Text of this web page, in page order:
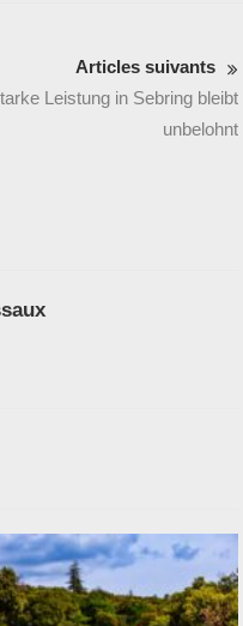
Articles suivants
Leistung in Sebring bleibt
unbelohnt